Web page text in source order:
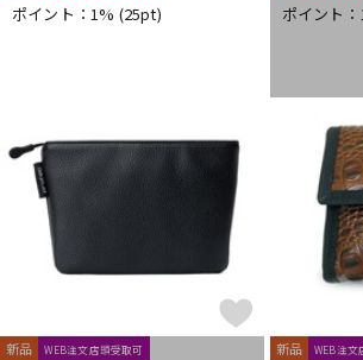
ポイント：1% (25pt) ポイント
新品 WEB注文店頭受取可 新品 WEB注文